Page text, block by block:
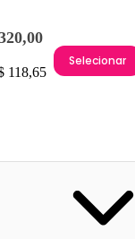
118,65
Selecionar